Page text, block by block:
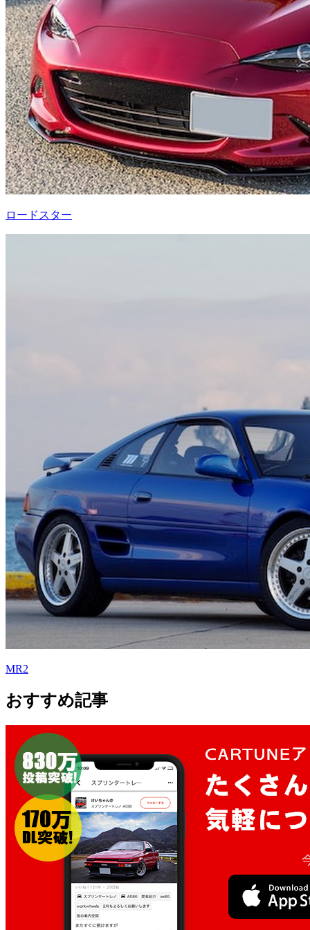
ロードスター
MR2
おすすめ記事